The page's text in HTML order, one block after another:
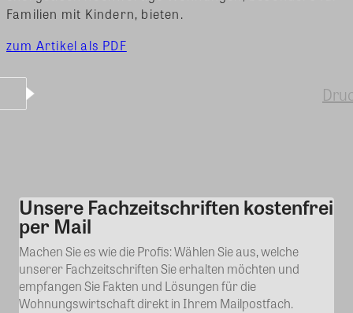
Familien mit Kindern, bieten.
zum Artikel als PDF
Kommentar
Unsere Fachzeitschriften kostenfrei
per Mail
Machen Sie es wie die Profis: Wählen Sie aus, welche
unserer Fachzeitschriften Sie erhalten möchten und
empfangen Sie Fakten und Lösungen für die
Wohnungswirtschaft direkt in Ihrem Mailpostfach.